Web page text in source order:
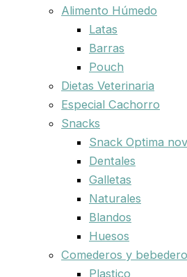
Alimento Húmedo
Latas
Barras
Pouch
Dietas Veterinaria
Especial Cachorro
Snacks
Snack Optima
Dentales
Galletas
Naturales
Blandos
Huesos
Comederos y
Plastico